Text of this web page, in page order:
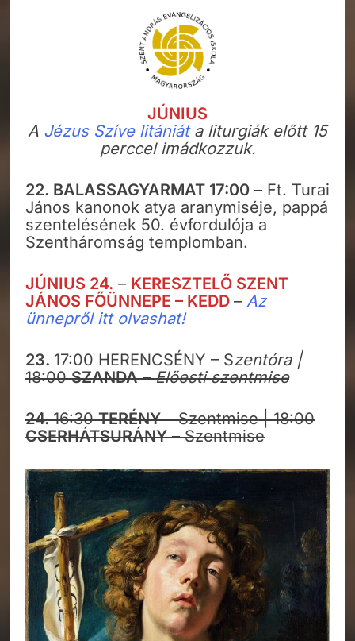
JÚNIUS
A Jézus Szíve litániáta liturgiák előtt 15
perccel imádkozzuk.
22. BALASSAGYARMAT 17:00 – Ft. Turai
János kanonok atya aranymiséje, pappá
szentelésének 50. évfordulója a
Szentháromság templomban.
JÚNIUS 24. – KERESZTELŐ SZENT
JÁNOS FŐÜNNEPE – KEDD – Az
ünnepről itt olvashat!
23. 17:00 HERENCSÉNY – Szentóra |
18:00SZANDA–Előesti szentmise
24.16:30TERÉNY– Szentmise | 18:00
CSERHÁTSURÁNY– Szentmise